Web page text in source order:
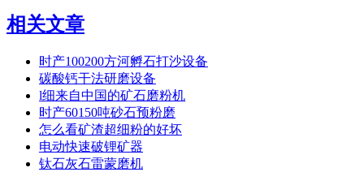
相关文章
时产100200方河孵石打沙设备
碳酸钙干法研磨设备
l细来自中国的矿石磨粉机
时产60150吨砂石预粉磨
怎么看矿渣超细粉的好坏
电动快速破锂矿器
钛石灰石雷蒙磨机